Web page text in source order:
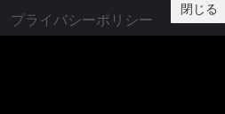
プライバシーポリシー
閉じる